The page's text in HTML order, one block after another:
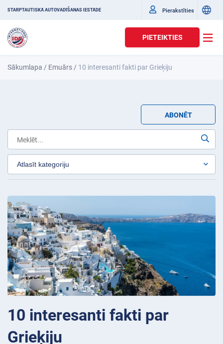
STARPTAUTISKĀ AUTOVADĪŠANAS IESTĀDE Pierakstīties
PIETEIKTIES
Sākumlapa / Emuārs / 10 interesanti fakti par Grieķiju
ABONĒT
10 interesanti fakti par
Grieķiju